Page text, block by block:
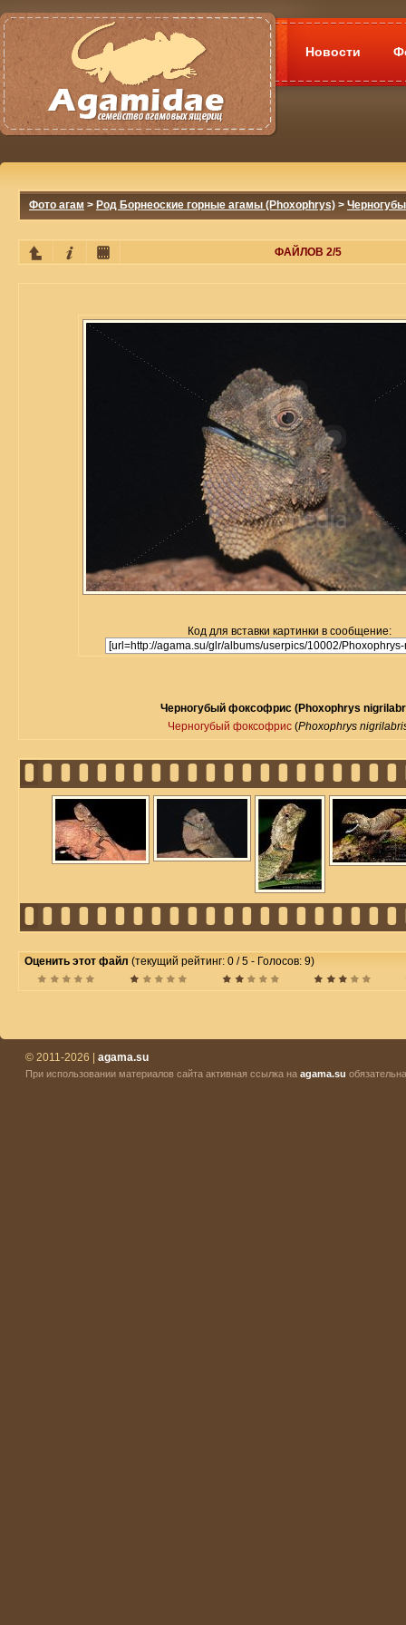
Новости
Фото агам > Род Борнеоские горные агамы (Phoxophrys) >
ФАЙЛОВ 2/5
Код для вставки картинки в сообщение:
Черногубый фоксофрис (Phoxophrys
Черногубый фоксофрис (Phoxophrys
Оценить этот файл (текущий рейтинг: 0 / 5 - Голосов: 9)
© 2011-2026 | agama.su
При использовании материалов сайта активная ссылка на agama.su